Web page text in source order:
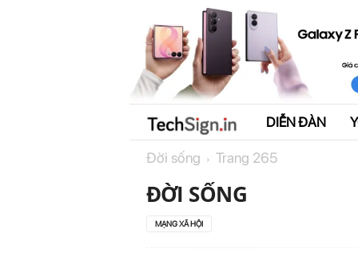
e
DIỄN ĐÀN
Đời sống Trang 265
ĐỜI SỐNG
MẠNG XÃ HỘI